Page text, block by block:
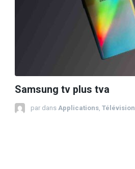
Samsung tv plus tva
par dans Applications Télévision